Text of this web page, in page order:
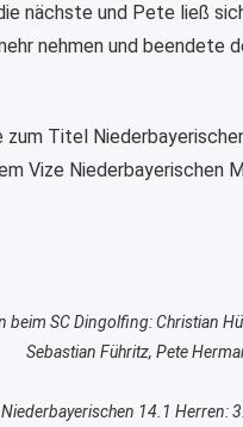
nächste und Pete ließ
nehmen und beendete
zum Titel
Vize Niederbayerischen
beim SC Dingolfing: Christian
Sebastian Führitz, Pete
14.1 Herren: